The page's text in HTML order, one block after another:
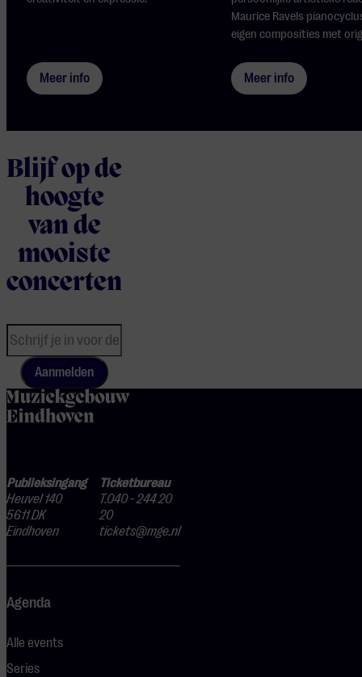
Meer info
Maurice Ravels
eigen composities met
Meer info
Blijf op de
hoogte
van de
mooiste
concerten
Aanmelden
Publieksingang
Heuvel 140
5611 DK
Eindhoven
Ticketbureau
T.040 - 244 20
20
tickets@mge.nl
Agenda
Alle events
Series